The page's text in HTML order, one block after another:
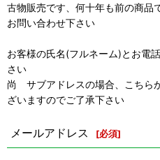
古物販売です、何十年も前の商
お問い合わせ下さい
お客様の氏名(フルネーム)とお電
さい
尚 サブアドレスの場合、こちら
ざいますのでご了承下さい
メールアドレス [必須]